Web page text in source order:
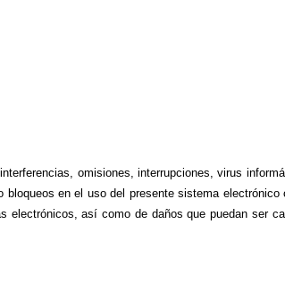
omisiones, interrupciones, virus
en el uso del presente sistema
así como de daños que puedan ser